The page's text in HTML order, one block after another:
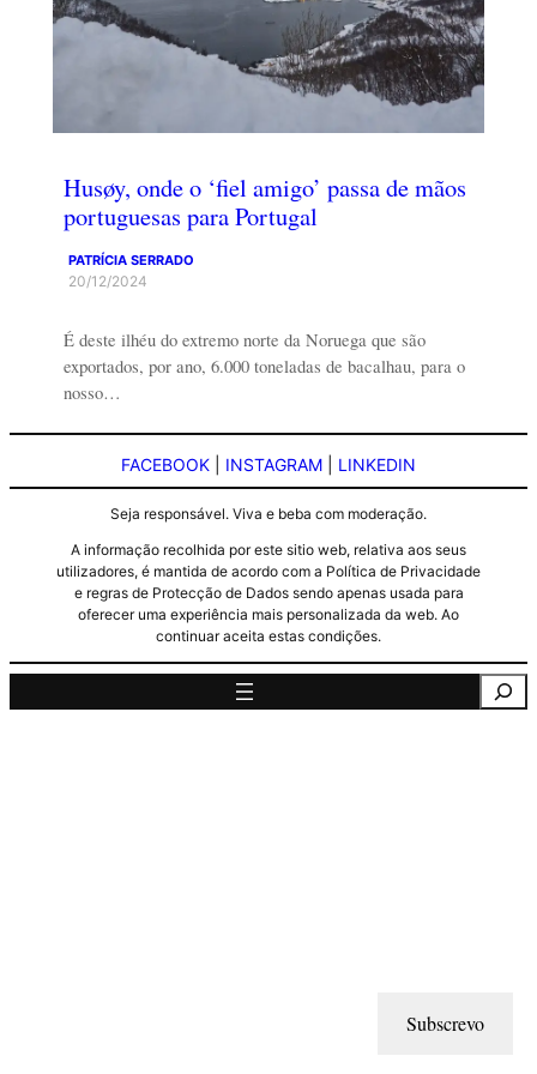
Husøy, onde o ‘fiel amigo’ passa de mãos
portuguesas para Portugal
PATRÍCIA SERRADO
20/12/2024
É deste ilhéu do extremo norte da Noruega que são
exportados, por ano, 6.000 toneladas de bacalhau, para o
nosso…
FACEBOOK INSTAGRAM LINKEDIN
Seja responsável. Viva e beba com moderação.
A informação recolhida por este sitio web, relativa aos seus
utilizadores, é mantida de acordo com a Política de Privacidade
e regras de Protecção de Dados sendo apenas usada para
oferecer uma experiência mais personalizada da web. Ao
continuar aceita estas condições.
Subscrevo